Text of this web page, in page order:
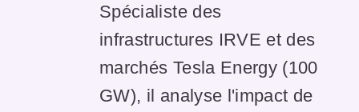
Spécialiste des
infrastructures IRVE et des
marchés Tesla Energy (100
GW), il analyse l'impact de